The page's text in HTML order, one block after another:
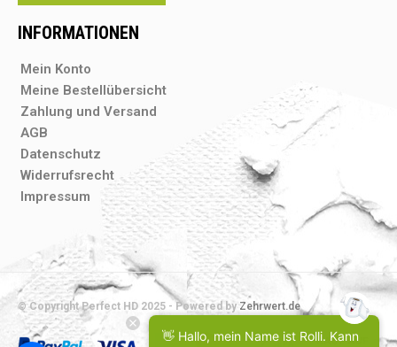
INFORMATIONEN
Mein Konto
Meine Bestellübersicht
Zahlung und Versand
AGB
Datenschutz
Widerrufsrecht
Impressum
© Copyright Perfect HD 2025 - Powered by Zehrwert.de
👋 Hallo, mein Name ist Rolli. Kann